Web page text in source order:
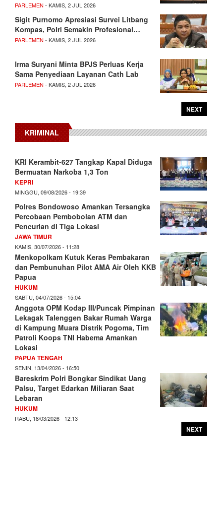
PARLEMEN - KAMIS, 2 JUL 2026
Sigit Purnomo Apresiasi Survei Litbang
Kompas, Polri Semakin Profesional…
PARLEMEN - KAMIS, 2 JUL 2026
Irma Suryani Minta BPJS Perluas Kerja
Sama Penyediaan Layanan Cath Lab
PARLEMEN - KAMIS, 2 JUL 2026
NEXT
KRIMINAL
KRI Kerambit-627 Tangkap Kapal Diduga
Bermuatan Narkoba 1,3 Ton
KEPRI
MINGGU, 09/08/2026 - 19:39
Polres Bondowoso Amankan Tersangka
Percobaan Pembobolan ATM dan
Pencurian di Tiga Lokasi
JAWA TIMUR
KAMIS, 30/07/2026 - 11:28
Menkopolkam Kutuk Keras Pembakaran
dan Pembunuhan Pilot AMA Air Oleh KKB
Papua
HUKUM
SABTU, 04/07/2026 - 15:04
Anggota OPM Kodap III/Puncak Pimpinan
Lekagak Talenggen Bakar Rumah Warga
di Kampung Muara Distrik Pogoma, Tim
Patroli Koops TNI Habema Amankan
Lokasi
PAPUA TENGAH
SENIN, 13/04/2026 - 16:50
Bareskrim Polri Bongkar Sindikat Uang
Palsu, Target Edarkan Miliaran Saat
Lebaran
HUKUM
RABU, 18/03/2026 - 12:13
NEXT